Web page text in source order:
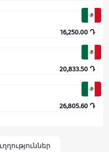
16,250.00 Դ
20,833.50 Դ
26,805.60 Դ